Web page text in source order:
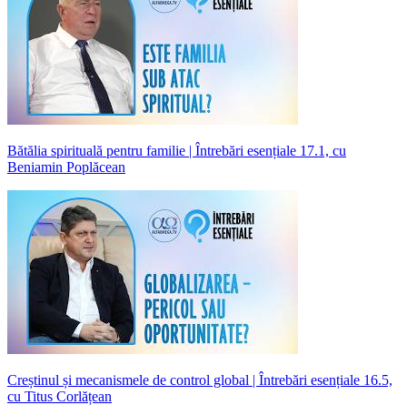
Bătălia spirituală pentru familie | Întrebări esențiale 17.1, cu
Beniamin Poplăcean
Creștinul și mecanismele de control global | Întrebări esențiale 16.5,
cu Titus Corlățean